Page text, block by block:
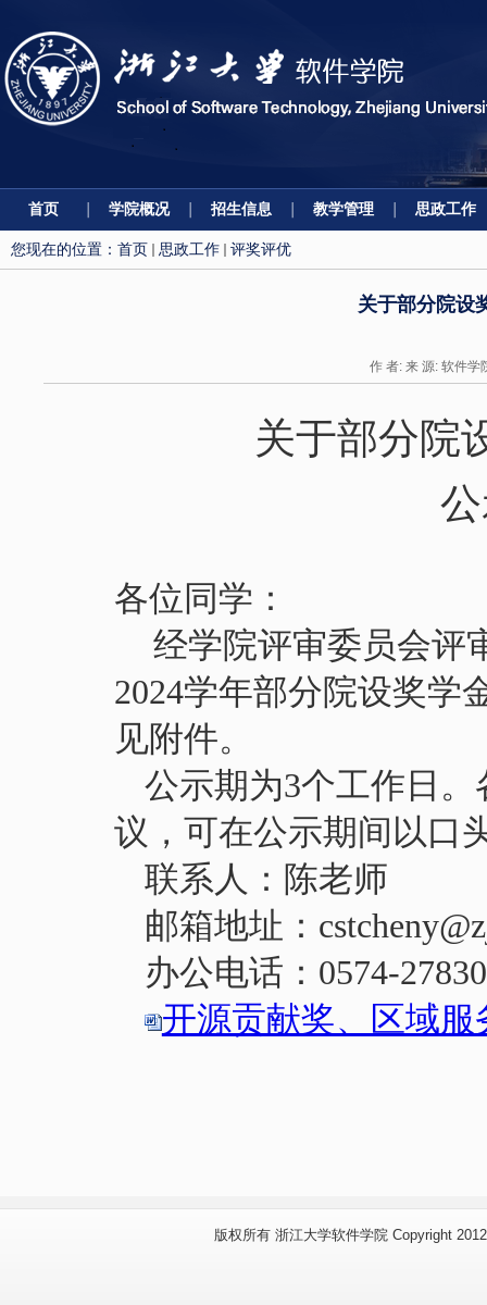
首页 学院概况 招生信息 教学管理 思政工作
您现在的位置： 首页 思政工作 评奖评优
关于部分院设
作 者: 来 源: 软件
关于部分院
各位同学：
经学院评审委员会评
2024学年部分院设奖学
见附件。
公示期为3个工作日。
议，可在公示期间以口
联系人：陈老师
邮箱地址： cstcheny
办公电话： 0574-
开源贡献奖、区域服
版权所有 浙江大学软件学院 Copyright